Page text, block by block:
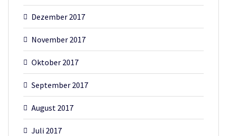
Dezember 2017
November 2017
Oktober 2017
September 2017
August 2017
Juli 2017